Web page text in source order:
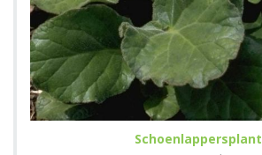
Schoenlappersplant